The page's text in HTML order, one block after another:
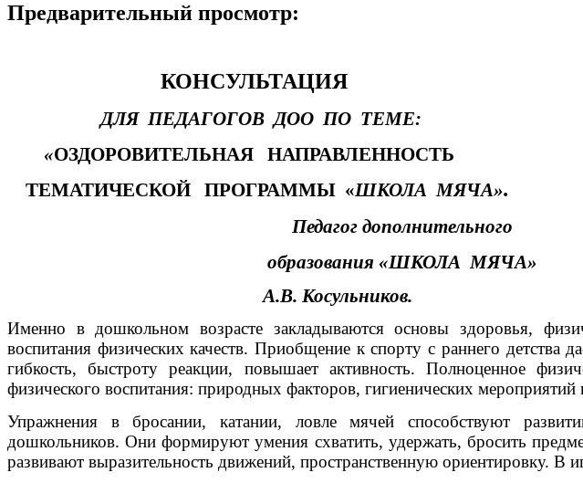
Предварительный просмотр:
КОНСУЛЬТАЦИЯ
ДЛЯ ПЕДАГОГОВ ДОО ПО ТЕМЕ:
«ОЗДОРОВИТЕЛЬНАЯ НАПРАВЛЕННОСТЬ
ТЕМАТИЧЕСКОЙ ПРОГРАММЫ «ШКОЛА МЯЧА».
Педагог дополнительного
образования «ШКОЛА МЯЧА»
А.В. Косульников.
Именно в дошкольном возрасте закладываются основы здоровья,
воспитания физических качеств. Приобщение к спорту с раннего детства
гибкость, быстроту реакции, повышает активность. Полноценное
физического воспитания: природных факторов, гигиенических
Упражнения в бросании, катании, ловле мячей способствуют
дошкольников. Они формируют умения схватить, удержать, бросить
развивают выразительность движений, пространственную ориентировку. В